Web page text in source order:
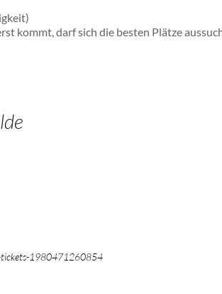
kommt, darf sich die besten Plätze
tickets-1980471260854